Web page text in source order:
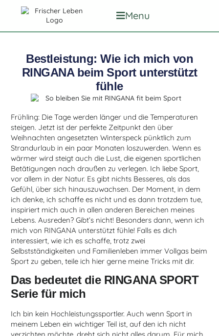
Menu
Bestleistung: Wie ich mich von
RINGANA beim Sport unterstützt
fühle
Frühling: Die Tage werden länger und die Temperaturen
steigen. Jetzt ist der perfekte Zeitpunkt den über
Weihnachten angesetzten Winterspeck pünktlich zum
Strandurlaub in ein paar Monaten loszuwerden. Wenn es
wärmer wird steigt auch die Lust, die eigenen sportlichen
Betätigungen nach draußen zu verlegen. Ich liebe Sport,
vor allem in der Natur. Es gibt nichts Besseres, als das
Gefühl, über sich hinauszuwachsen. Der Moment, in dem
ich denke, ich schaffe es nicht und es dann trotzdem tue,
inspiriert mich auch in allen anderen Bereichen meines
Lebens. Ausreden? Gibt’s nicht! Besonders dann, wenn ich
mich von RINGANA unterstützt fühle! Falls es dich
interessiert, wie ich es schaffe, trotz zwei
Selbstständigkeiten und Familienleben immer Vollgas beim
Sport zu geben, teile ich hier gerne meine Tricks mit dir.
Das bedeutet die RINGANA SPORT
Serie für mich
Ich bin kein Hochleistungssportler. Auch wenn Sport in
meinem Leben ein wichtiger Teil ist, auf den ich nicht